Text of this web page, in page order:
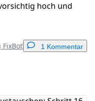
hoch und
FixBot 1 Kommentar